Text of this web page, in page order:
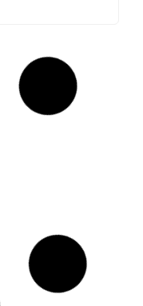
अटेंडेंस अनिवार्य,
अनुमति छुट्टी पर सख्त